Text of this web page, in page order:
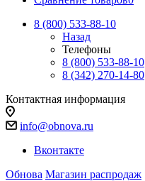
8 (800) 533-88-10
Назад
Телефоны
8 (800) 533-88-10
8 (342) 270-14-80
Контактная информация
info@obnova.ru
Вконтакте
Обнова Магазин распродаж